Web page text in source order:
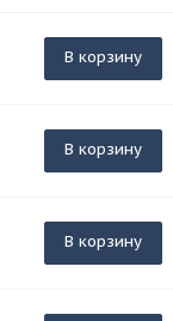
В корзину
В корзину
В корзину